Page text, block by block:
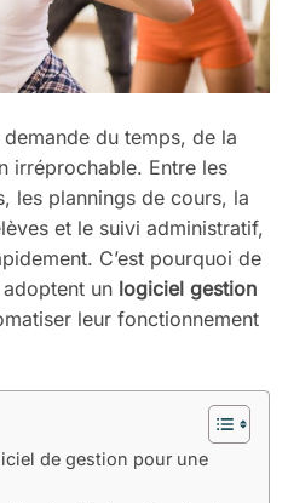
du temps, de la
irréprochable. Entre les
les plannings de cours, la
et le suivi administratif,
C’est pourquoi de
un logiciel gestion
leur fonctionnement
de gestion pour une